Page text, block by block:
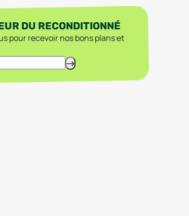
DU RECONDITIONNÉ
pour recevoir nos bons plans et